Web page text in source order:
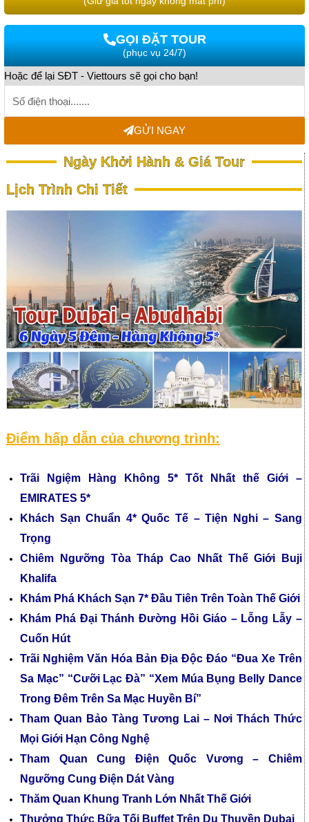
GỌI ĐẶT TOUR
(phục vụ 24/7)
Hoặc để lại SĐT - Viettours sẽ gọi cho bạn!
GỬI NGAY
Ngày Khởi Hành & Giá Tour
Lịch Trình Chi Tiết
Điểm hấp dẫn của chương trình:
Trãi Ngiệm Hàng Không 5* Tốt Nhất thế Giới –
EMIRATES 5*
Khách Sạn Chuẩn 4* Quốc Tế – Tiện Nghi – Sang
Trọng
Chiêm Ngưỡng Tòa Tháp Cao Nhất Thế Giới Buji
Khalifa
Khám Phá Khách Sạn 7* Đầu Tiên Trên Toàn Thế Giới
Khám Phá Đại Thánh Đường Hồi Giáo – Lỗng Lẫy –
Cuốn Hút
Trãi Nghiệm Văn Hóa Bản Địa Độc Đáo “Đua Xe Trên
Sa Mạc” “Cưỡi Lạc Đà” “Xem Múa Bụng Belly Dance
Trong Đêm Trên Sa Mạc Huyền Bí”
Tham Quan Bảo Tàng Tương Lai – Nơi Thách Thức
Mọi Giới Hạn Công Nghệ
Tham Quan Cung Điện Quốc Vương – Chiêm
Ngưỡng Cung Điện Dát Vàng
Thăm Quan Khung Tranh Lớn Nhất Thế Giới
Thưởng Thức Bữa Tối Buffet Trên Du Thuyền Dubai